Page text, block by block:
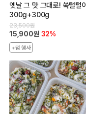
옛날 그 맛 그대로! 쑥털털이
300g+300g
23,500원
15,900원 32%
+덤 행사